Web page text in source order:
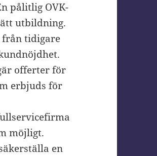
pålitlig OVK-
utbildning.
från tidigare
offerter för
erbjuds för
möjligt.
en